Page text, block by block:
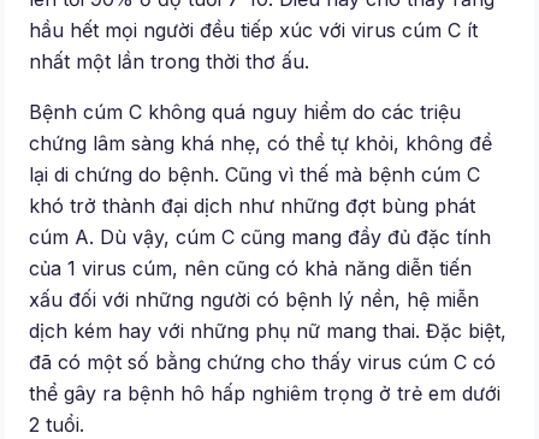
hầu hết mọi người đều tiếp xúc với virus cúm C ít
nhất một lần trong thời thơ ấu.
Bệnh cúm C không quá nguy hiểm do các triệu
chứng lâm sàng khá nhẹ, có thể tự khỏi, không để
lại di chứng do bệnh. Cũng vì thế mà bệnh cúm C
khó trở thành đại dịch như những đợt bùng phát
cúm A. Dù vậy, cúm C cũng mang đầy đủ đặc tính
của 1 virus cúm, nên cũng có khả năng diễn tiến
xấu đối với những người có bệnh lý nền, hệ miễn
dịch kém hay với những phụ nữ mang thai. Đặc biệt,
đã có một số bằng chứng cho thấy virus cúm C có
thể gây ra bệnh hô hấp nghiêm trọng ở trẻ em dưới
2 tuổi.